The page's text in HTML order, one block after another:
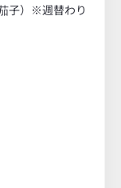
子）※週替わり